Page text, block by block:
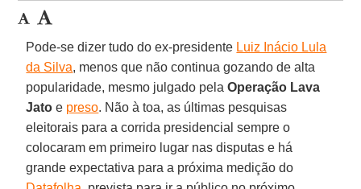
Pode-se dizer tudo do ex-presidente Luiz Inácio Lula
da Silva, menos que não continua gozando de alta
popularidade, mesmo julgado pelaOperação Lava
Jato e preso. Não à toa, as últimas pesquisas
eleitorais para a corrida presidencial sempre o
colocaram em primeiro lugar nas disputas e há
grande expectativa para a próxima medição do